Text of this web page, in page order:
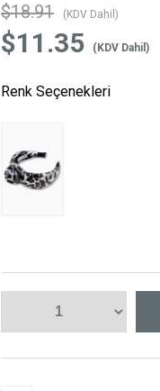
$18.91 (KDV Dahil)
$11.35 (KDV Dahil)
Renk Seçenekleri